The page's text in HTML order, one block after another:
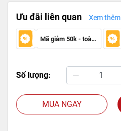
Ưu đãi liên quan Xem thêm
Mã giảm 50k - toàn sàn
Số lượng:
MUA NGAY